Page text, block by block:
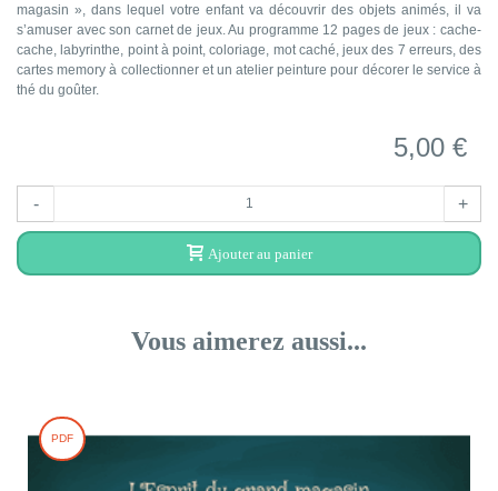
magasin », dans lequel votre enfant va découvrir des objets animés, il va
s’amuser avec son carnet de jeux. Au programme 12 pages de jeux : cache-
cache, labyrinthe, point à point, coloriage, mot caché, jeux des 7 erreurs, des
cartes memory à collectionner et un atelier peinture pour décorer le service à
thé du goûter.
5,00 €
- +
Ajouter au panier
Vous aimerez aussi...
PDF